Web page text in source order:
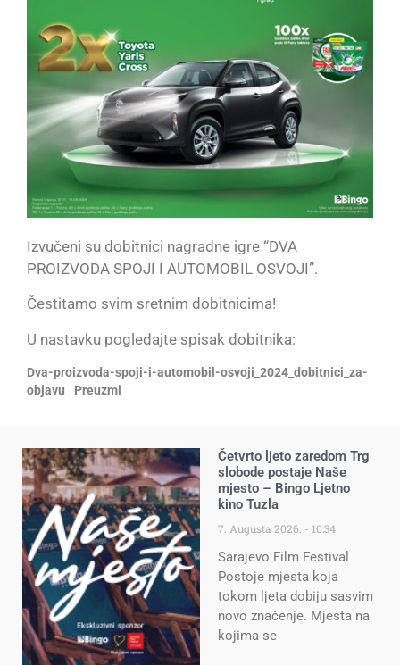
Izvučeni su dobitnici nagradne igre “DVA
PROIZVODA SPOJI I AUTOMOBIL OSVOJI”.
Čestitamo svim sretnim dobitnicima!
U nastavku pogledajte spisak dobitnika:
Dva-proizvoda-spoji-i-automobil-osvoji_2024_dobitnici_za-
objavu
Preuzmi
Četvrto ljeto zaredom Trg
slobode postaje Naše
mjesto – Bingo Ljetno
kino Tuzla
7. Augusta 2026. 10:34
Sarajevo Film Festival
Postoje mjesta koja
tokom ljeta dobiju sasvim
novo značenje. Mjesta na
kojima se